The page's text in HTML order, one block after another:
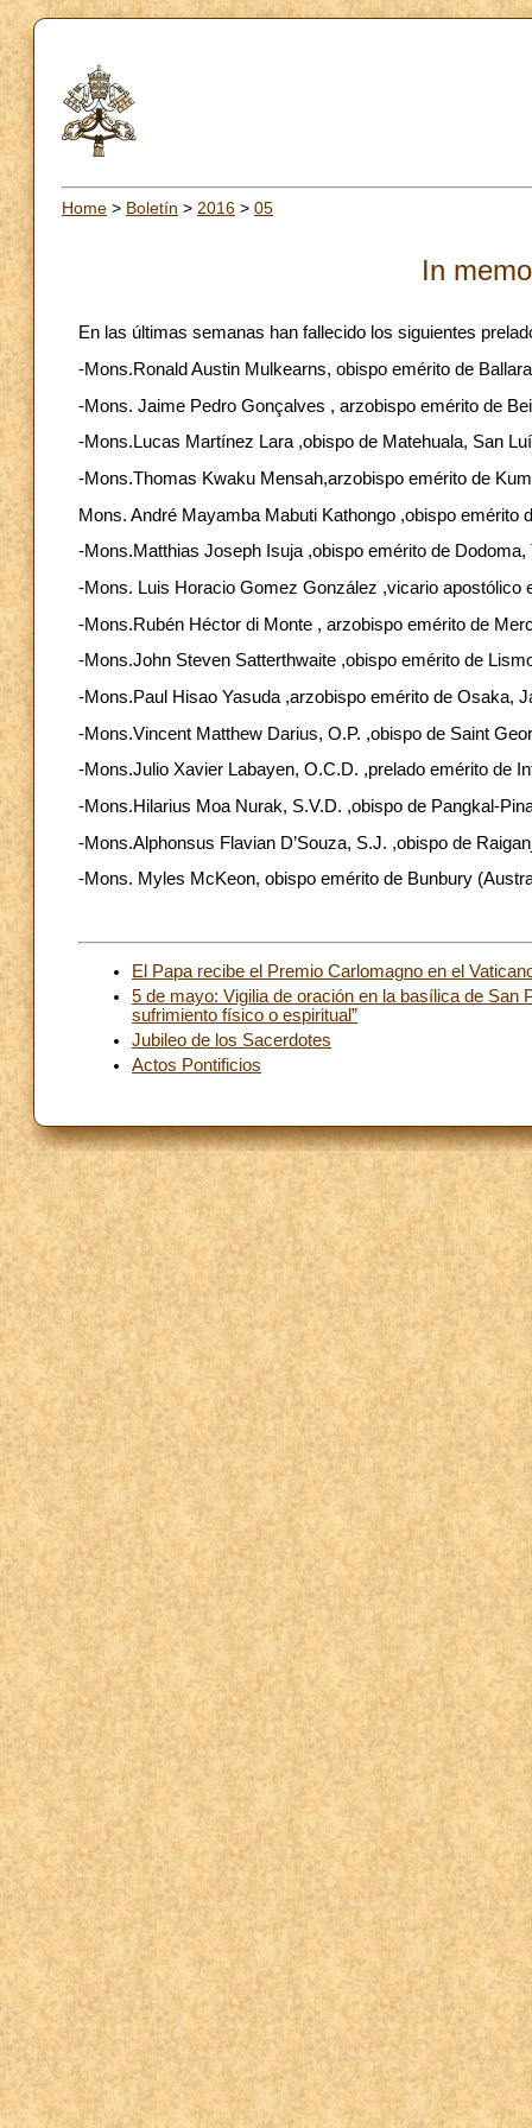
Home > Boletín > 2016 > 05
In
En las últimas semanas han fallecido los siguientes
-Mons.Ronald Austin Mulkearns, obispo emérito de
-Mons. Jaime Pedro Gonçalves , arzobispo emérito de
-Mons.Lucas Martínez Lara ,obispo de Matehuala, San
-Mons.Thomas Kwaku Mensah,arzobispo emérito de
Mons. André Mayamba Mabuti Kathongo ,obispo
-Mons.Matthias Joseph Isuja ,obispo emérito de Dodoma,
-Mons. Luis Horacio Gomez González ,vicario apostólico
-Mons.Rubén Héctor di Monte , arzobispo emérito de
-Mons.John Steven Satterthwaite ,obispo emérito de
-Mons.Paul Hisao Yasuda ,arzobispo emérito de Osaka,
-Mons.Vincent Matthew Darius, O.P. ,obispo de Saint
-Mons.Julio Xavier Labayen, O.C.D. ,prelado emérito de
-Mons.Hilarius Moa Nurak, S.V.D. ,obispo de Pangkal-
-Mons.Alphonsus Flavian D’Souza, S.J. ,obispo de
-Mons. Myles McKeon, obispo emérito de Bunbury
El Papa recibe el Premio Carlomagno en el
5 de mayo: Vigilia de oración en la basílica de San
sufrimiento físico o espiritual”
Jubileo de los Sacerdotes
Actos Pontificios